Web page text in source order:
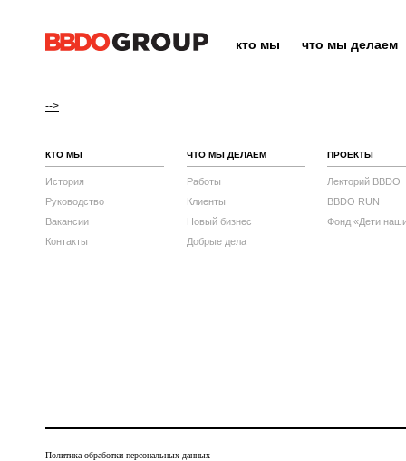
кто мы что мы делаем
-->
КТО МЫ
История
Руководство
Вакансии
Контакты
ЧТО МЫ ДЕЛАЕМ
Работы
Клиенты
Новый бизнес
Добрые дела
ПРОЕКТЫ
Лекторий BBDO
BBDO RUN
Фонд «Дети
Политика обработки персональных данных